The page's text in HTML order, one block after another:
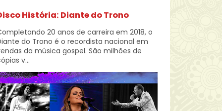
História: Diante do Trono
20 anos de carreira em 2018, o
do Trono é o recordista nacional em
da música gospel. São milhões de
v...